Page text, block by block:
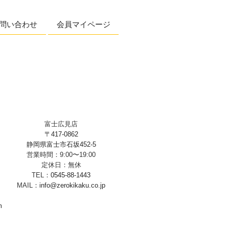
い合わせ 会員マイページ
富士広見店
〒417-0862
静岡県富士市石坂452-5
営業時間：9:00〜19:00
定休日：無休
TEL： 0545-88-1443
MAIL： info@zerokikaku.co.jp